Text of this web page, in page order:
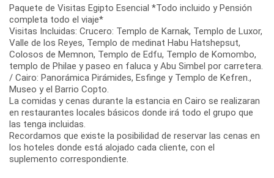
Paquete de Visitas Egipto Esencial *Todo incluido y Pensión
completa todo el viaje*
Visitas Incluidas: Crucero: Templo de Karnak, Templo de Luxor,
Valle de los Reyes, Templo de medinat Habu Hatshepsut,
Colosos de Memnon, Templo de Edfu, Templo de Komombo,
templo de Philae y paseo en faluca y Abu Simbel por carretera.
/ Cairo: Panorámica Pirámides, Esfinge y Templo de Kefren.,
Museo y el Barrio Copto.
La comidas y cenas durante la estancia en Cairo se realizaran
en restaurantes locales básicos donde irá todo el grupo que
las tenga incluidas.
Recordamos que existe la posibilidad de reservar las cenas en
los hoteles donde está alojado cada cliente, con el
suplemento correspondiente.